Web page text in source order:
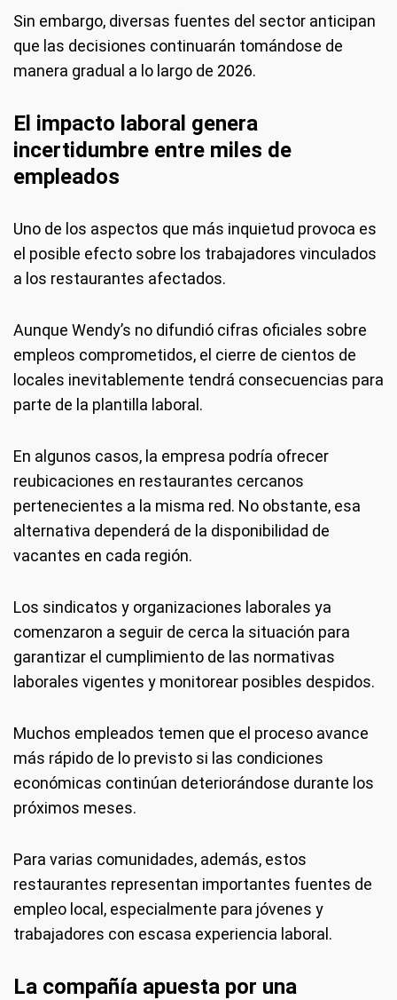
Sin embargo, diversas fuentes del sector anticipan
que las decisiones continuarán tomándose de
manera gradual a lo largo de 2026.
El impacto laboral genera
incertidumbre entre miles de
empleados
Uno de los aspectos que más inquietud provoca es
el posible efecto sobre los trabajadores vinculados
a los restaurantes afectados.
Aunque Wendy’s no difundió cifras oficiales sobre
empleos comprometidos, el cierre de cientos de
locales inevitablemente tendrá consecuencias para
parte de la plantilla laboral.
En algunos casos, la empresa podría ofrecer
reubicaciones en restaurantes cercanos
pertenecientes a la misma red. No obstante, esa
alternativa dependerá de la disponibilidad de
vacantes en cada región.
Los sindicatos y organizaciones laborales ya
comenzaron a seguir de cerca la situación para
garantizar el cumplimiento de las normativas
laborales vigentes y monitorear posibles despidos.
Muchos empleados temen que el proceso avance
más rápido de lo previsto si las condiciones
económicas continúan deteriorándose durante los
próximos meses.
Para varias comunidades, además, estos
restaurantes representan importantes fuentes de
empleo local, especialmente para jóvenes y
trabajadores con escasa experiencia laboral.
La compañía apuesta por una